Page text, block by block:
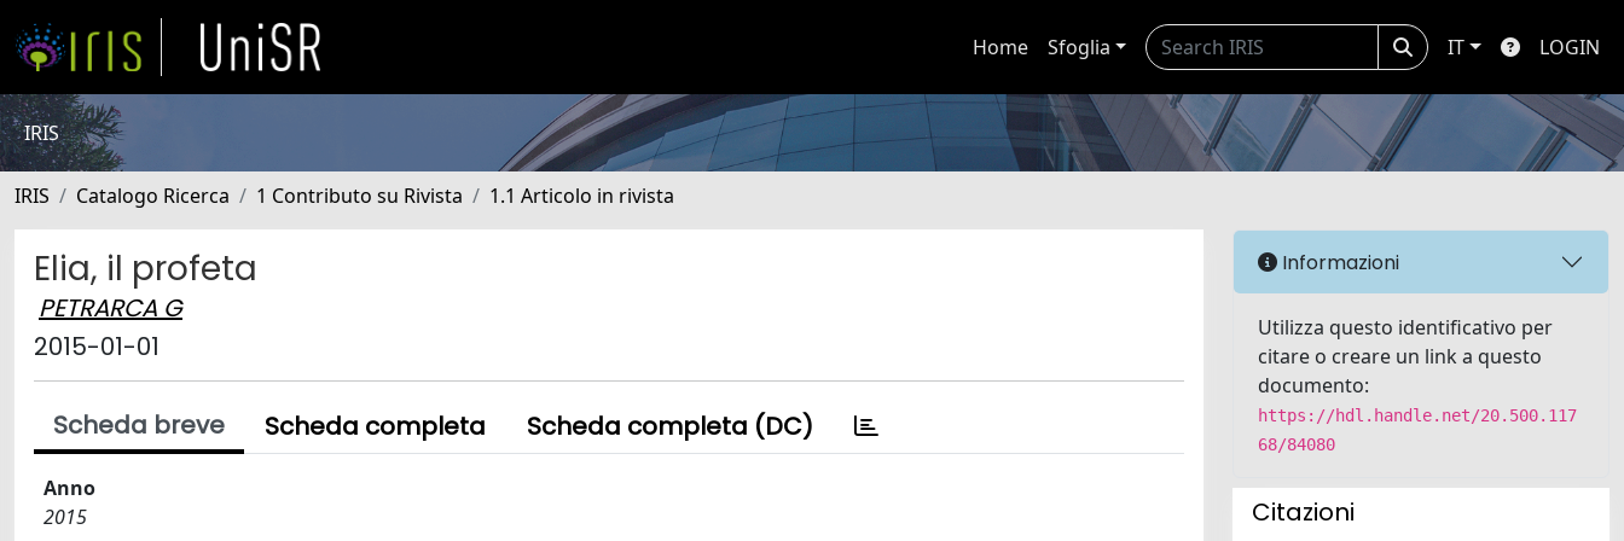
Home Sfoglia IT LOGIN
IRIS
IRIS Catalogo Ricerca 1 Contributo su Rivista 1.1 Articolo in rivista
Elia, il profeta
PETRARCA G
2015-01-01
Scheda breve Scheda completa Scheda completa (DC)
Anno
2015
Informazioni
Utilizza questo identificativo per
citare o creare un link a questo
documento:
https://hdl.handle.net/20.500.117
68/84080
Citazioni